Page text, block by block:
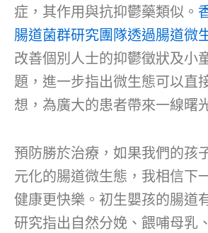
症，其作用與抗抑鬱藥類似。
腸道菌群研究團隊透過腸道微
改善個別人士的抑鬱徵狀及小
題，進一步指出微生態可以直
想，為廣大的患者帶來一線曙
預防勝於治療，如果我們的孩
元化的腸道微生態，我相信下
健康更快樂。初生嬰孩的腸道
研究指出自然分娩、餵哺母乳